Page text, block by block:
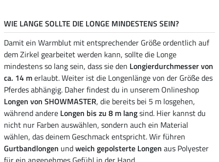
WIE LANGE SOLLTE DIE LONGE MINDESTENS SEIN?
Damit ein Warmblut mit entsprechender Größe ordentlich auf
dem Zirkel gearbeitet werden kann, sollte die Longe
mindestens so lang sein, dass sie den Longierdurchmesser von
ca. 14 merlaubt. Weiter ist die Longenlänge von der Größe des
Pferdes abhängig. Daher findest du in unserem Onlineshop
Longen von SHOWMASTER, die bereits bei 5 m losgehen,
während andere Longen bis zu 8 m langsind. Hier kannst du
nicht nur Farben auswählen, sondern auch ein Material
wählen, das deinem Geschmack entspricht. Wir führen
Gurtbandlongen undweich gepolsterte Longen aus Polyester